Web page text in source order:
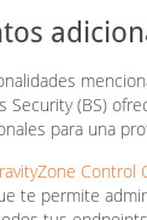
Security (BS)
para una
Control
te permite